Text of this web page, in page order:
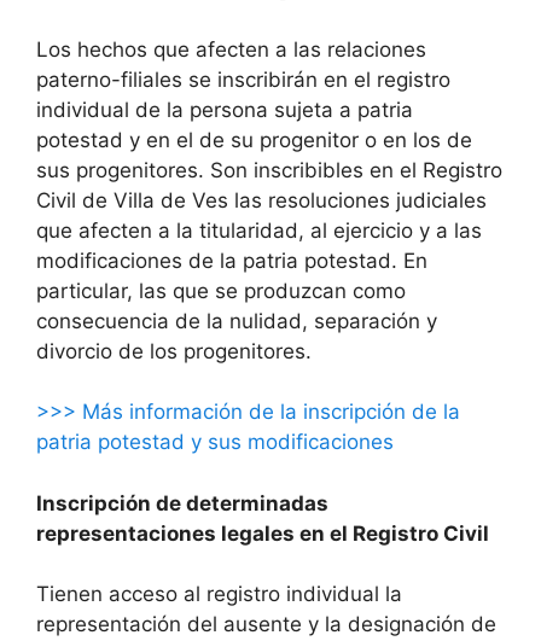
Los hechos que afecten a las relaciones
paterno-filiales se inscribirán en el registro
individual de la persona sujeta a patria
potestad y en el de su progenitor o en los de
sus progenitores. Son inscribibles en el Registro
Civil de Villa de Ves las resoluciones judiciales
que afecten a la titularidad, al ejercicio y a las
modificaciones de la patria potestad. En
particular, las que se produzcan como
consecuencia de la nulidad, separación y
divorcio de los progenitores.
>>> Más información de la inscripción de la
patria potestad y sus modificaciones
Inscripción de determinadas
representaciones legales en el Registro Civil
Tienen acceso al registro individual la
representación del ausente y la designación de